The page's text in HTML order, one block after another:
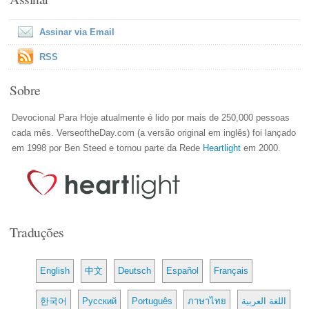
Assinar via Email
RSS
Sobre
Devocional Para Hoje atualmente é lido por mais de 250,000 pessoas
cada mês. VerseoftheDay.com (a versão original em inglês) foi lançado
em 1998 por Ben Steed e tornou parte da Rede Heartlight em 2000.
Traduções
English 中文 Deutsch Español Français
한국어 Русский Português ภาษาไทย اللغة العربية